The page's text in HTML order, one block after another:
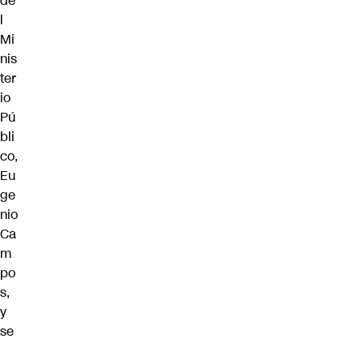
l
Mi
nis
ter
io
Pú
bli
co,
Eu
ge
nio
Ca
m
po
s,
y
se